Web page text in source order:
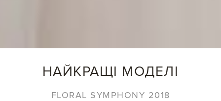
НАЙКРАЩІ МОДЕЛІ
FLORAL SYMPHONY 2018